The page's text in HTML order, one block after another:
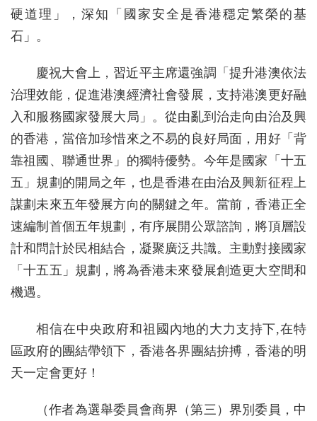
硬道理」，深知「國家安全是香港穩定繁榮的基
石」。
慶祝大會上，習近平主席還強調「提升港澳依法
治理效能，促進港澳經濟社會發展，支持港澳更好融
入和服務國家發展大局」。從由亂到治走向由治及興
的香港，當倍加珍惜來之不易的良好局面，用好「背
靠祖國、聯通世界」的獨特優勢。今年是國家「十五
五」規劃的開局之年，也是香港在由治及興新征程上
謀劃未來五年發展方向的關鍵之年。當前，香港正全
速編制首個五年規劃，有序展開公眾諮詢，將頂層設
計和問計於民相結合，凝聚廣泛共識。主動對接國家
「十五五」規劃，將為香港未來發展創造更大空間和
機遇。
相信在中央政府和祖國內地的大力支持下,在特
區政府的團結帶領下，香港各界團結拚搏，香港的明
天一定會更好！
（作者為選舉委員會商界（第三）界別委員，中